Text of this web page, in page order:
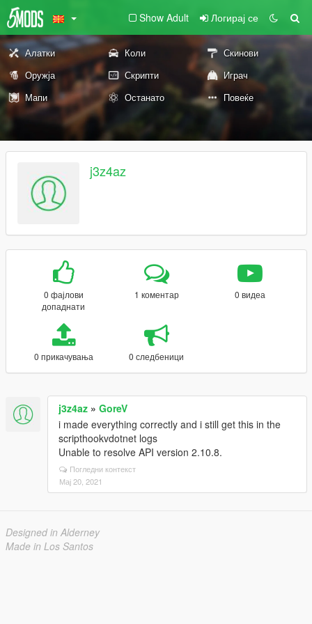
Show Adult Логирај се
Алатки Коли
Скинови
Оружја
Скрипти
Играч
Мапи
Останато Повеќе
j3z4az
0 фајлови
допаднати
1 коментар 0 видеа
0 прикачувања 0 следбеници
j3z4az » GoreV
i made everything correctly and i still get this in the
scripthookvdotnet logs
Unable to resolve API version 2.10.8.
Погледни контекст
Мај 20, 2021
Designed in Alderney
Made in Los Santos